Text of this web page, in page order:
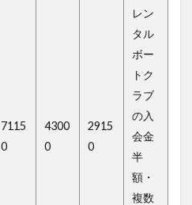
7115
0
4300
0
2915
0
レン
タル
ボー
トク
ラブ
の入
会金
半
額・
複数